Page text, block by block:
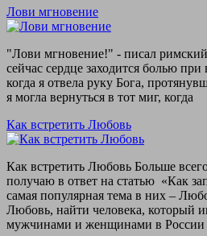
Лови мгновение
"Лови мгновение!" - писал
сейчас сердце заходится болью
когда я отвела руку Бога,
я могла вернуться в тот миг, когда
Как встретить Любовь
Как встретить Любовь Больше
получаю в ответ на статью «Как
самая популярная тема в них –
Любовь, найти человека, который
мужчинами и женщинами в России